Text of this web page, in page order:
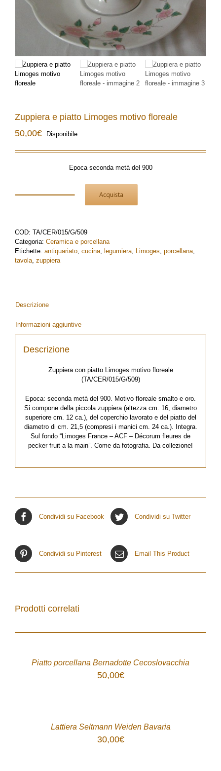
Zuppiera e piatto Limoges motivo floreale
50,00€ Disponibile
Epoca seconda metà del 900
motivo
floreale
quantità
Acquista
COD: TA/CER/015/G/509
Categoria: Ceramica e porcellana
Etichette: antiquariato, cucina, legumiera, Limoges, porcellana,
tavola, zuppiera
Descrizione
Informazioni aggiuntive
Descrizione
Zuppiera con piatto Limoges motivo floreale
(TA/CER/015/G/509)
Epoca: seconda metà del 900. Motivo floreale smalto e oro.
Si compone della piccola zuppiera (altezza cm. 16, diametro
superiore cm. 12 ca.), del coperchio lavorato e del piatto del
diametro di cm. 21,5 (compresi i manici cm. 24 ca.). Integra.
Sul fondo “Limoges France – ACF – Décorum fleures de
pecker fruit a la main”. Come da fotografia. Da collezione!
Condividi su Facebook Condividi su Twitter
Condividi su Pinterest Email This Product
Prodotti correlati
ACQUISTA
Piatto porcellana Bernadotte Cecoslovacchia
50,00€
Lattiera Seltmann Weiden Bavaria
30,00€